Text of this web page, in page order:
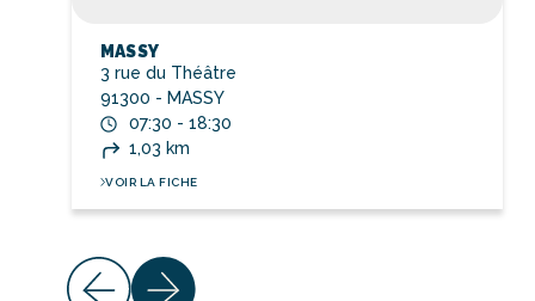
MASSY
3 rue du Théâtre
91300 - MASSY
07:30 - 18:30
1,03 km
VOIR LA FICHE